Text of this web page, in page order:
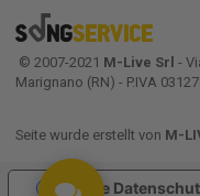
© 2007-2021 M-Live Srl -
Marignano (RN) - P.IVA
Seite wurde erstellt von M-
Ihre